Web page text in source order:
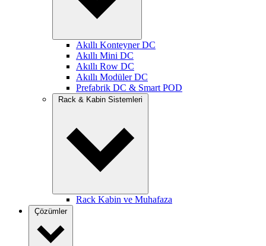
Akıllı Konteyner DC
Akıllı Mini DC
Akıllı Row DC
Akıllı Modüler DC
Prefabrik DC & Smart POD
Rack & Kabin Sistemleri
Rack Kabin ve Muhafaza
Çözümler